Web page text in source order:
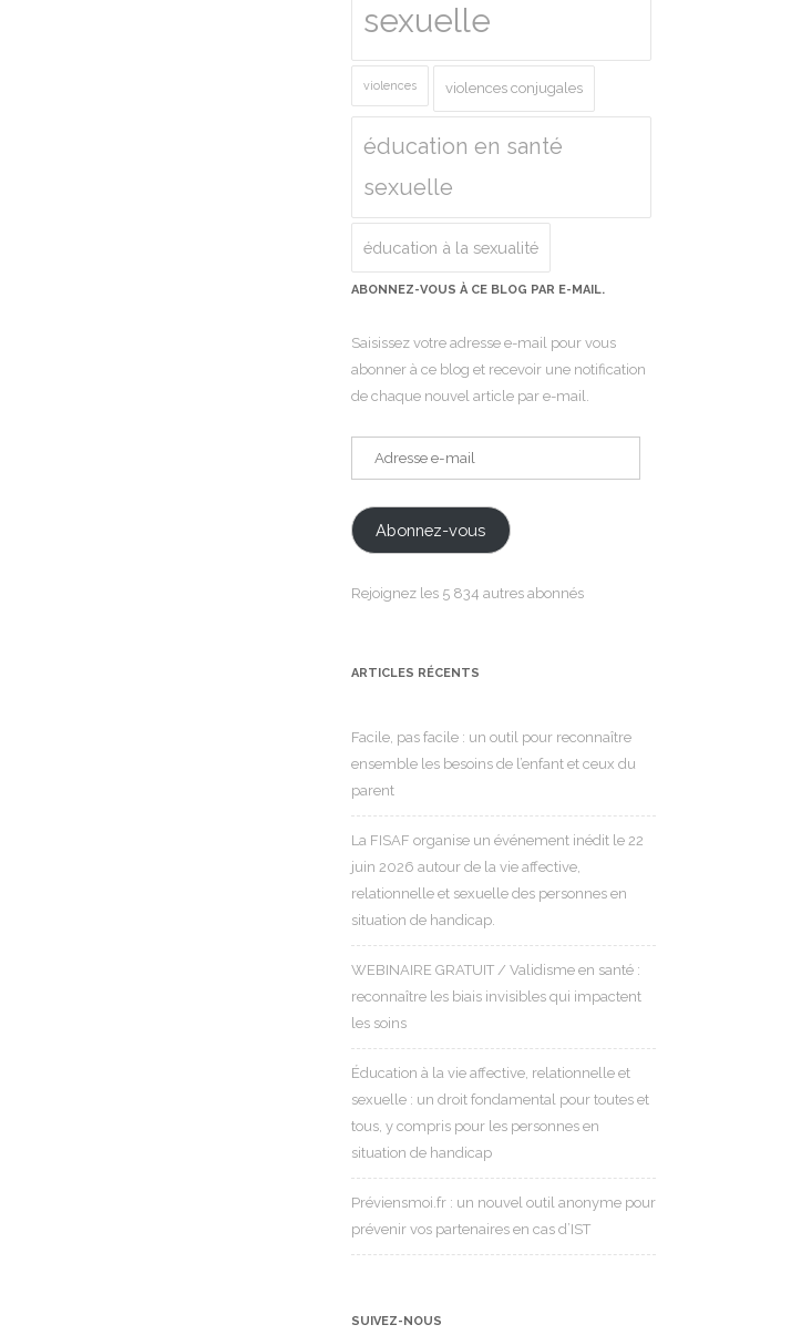
sexuelle
violences violences conjugales
éducation en santé
sexuelle
éducation à la sexualité
ABONNEZ-VOUS À CE BLOG PAR E-MAIL.
Saisissez votre adresse e-mail pour vous
abonner à ce blog et recevoir une notification
de chaque nouvel article par e-mail.
Adresse
e-
Abonnez-vous
Rejoignez les 5 834 autres abonnés
ARTICLES RÉCENTS
Facile, pas facile : un outil pour reconnaître
ensemble les besoins de l’enfant et ceux du
parent
La FISAF organise un événement inédit le 22
juin 2026 autour de la vie affective,
relationnelle et sexuelle des personnes en
situation de handicap.
WEBINAIRE GRATUIT / Validisme en santé :
reconnaître les biais invisibles qui impactent
les soins
Éducation à la vie affective, relationnelle et
sexuelle : un droit fondamental pour toutes et
tous, y compris pour les personnes en
situation de handicap
Préviensmoi.fr : un nouvel outil anonyme pour
prévenir vos partenaires en cas d’IST
SUIVEZ-NOUS